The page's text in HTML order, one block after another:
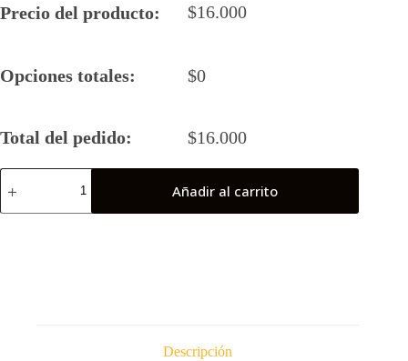
Precio del producto: $16.000
Opciones totales: $0
Total del pedido: $16.000
Camiseta
Rugby
Añadir al carrito
Descripción